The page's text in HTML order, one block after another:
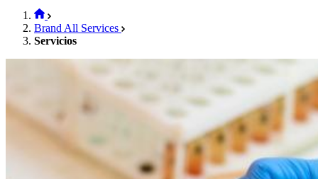
Brand All Services
Servicios